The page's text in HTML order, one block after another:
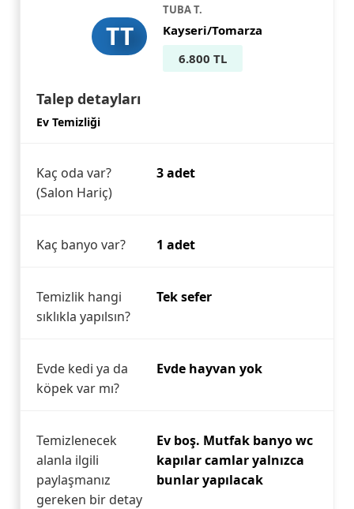
TT
TUBA T.
Kayseri/Tomarza
6.800 TL
Talep detayları
Ev Temizliği
Kaç oda var?
(Salon Hariç)
3 adet
Kaç banyo var? 1 adet
Temizlik hangi
sıklıkla yapılsın?
Tek sefer
Evde kedi ya da
köpek var mı?
Evde hayvan yok
Temizlenecek
alanla ilgili
paylaşmanız
gereken bir detay
Ev boş. Mutfak banyo wc
kapılar camlar yalnızca
bunlar yapılacak